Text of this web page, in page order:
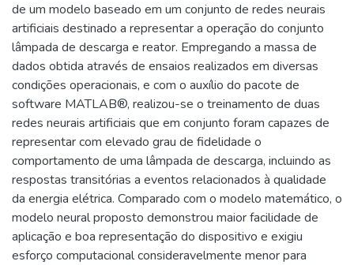
de um modelo baseado em um conjunto de redes neurais
artificiais destinado a representar a operação do conjunto
lâmpada de descarga e reator. Empregando a massa de
dados obtida através de ensaios realizados em diversas
condições operacionais, e com o auxílio do pacote de
software MATLAB®, realizou-se o treinamento de duas
redes neurais artificiais que em conjunto foram capazes de
representar com elevado grau de fidelidade o
comportamento de uma lâmpada de descarga, incluindo as
respostas transitórias a eventos relacionados à qualidade
da energia elétrica. Comparado com o modelo matemático, o
modelo neural proposto demonstrou maior facilidade de
aplicação e boa representação do dispositivo e exigiu
esforço computacional consideravelmente menor para